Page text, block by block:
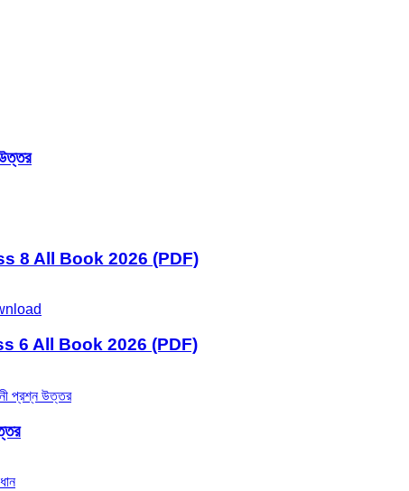
8 All Book 2026 (PDF)
6 All Book 2026 (PDF)